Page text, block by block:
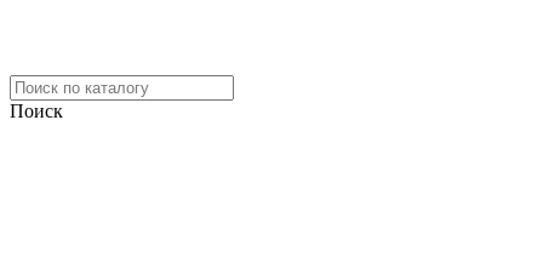
Поиск